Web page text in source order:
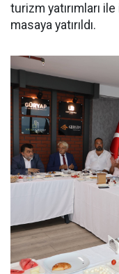
turizm yatırımları
masaya yatırıldı.